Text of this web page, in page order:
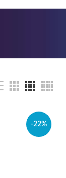
-22%